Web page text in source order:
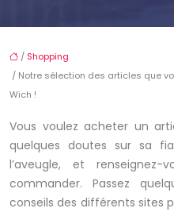
/ Shopping
/ Notre sélection des articles que
Wich !
Vous voulez acheter un
quelques doutes sur sa
l’aveugle, et
commander. Passez
conseils des différents sites